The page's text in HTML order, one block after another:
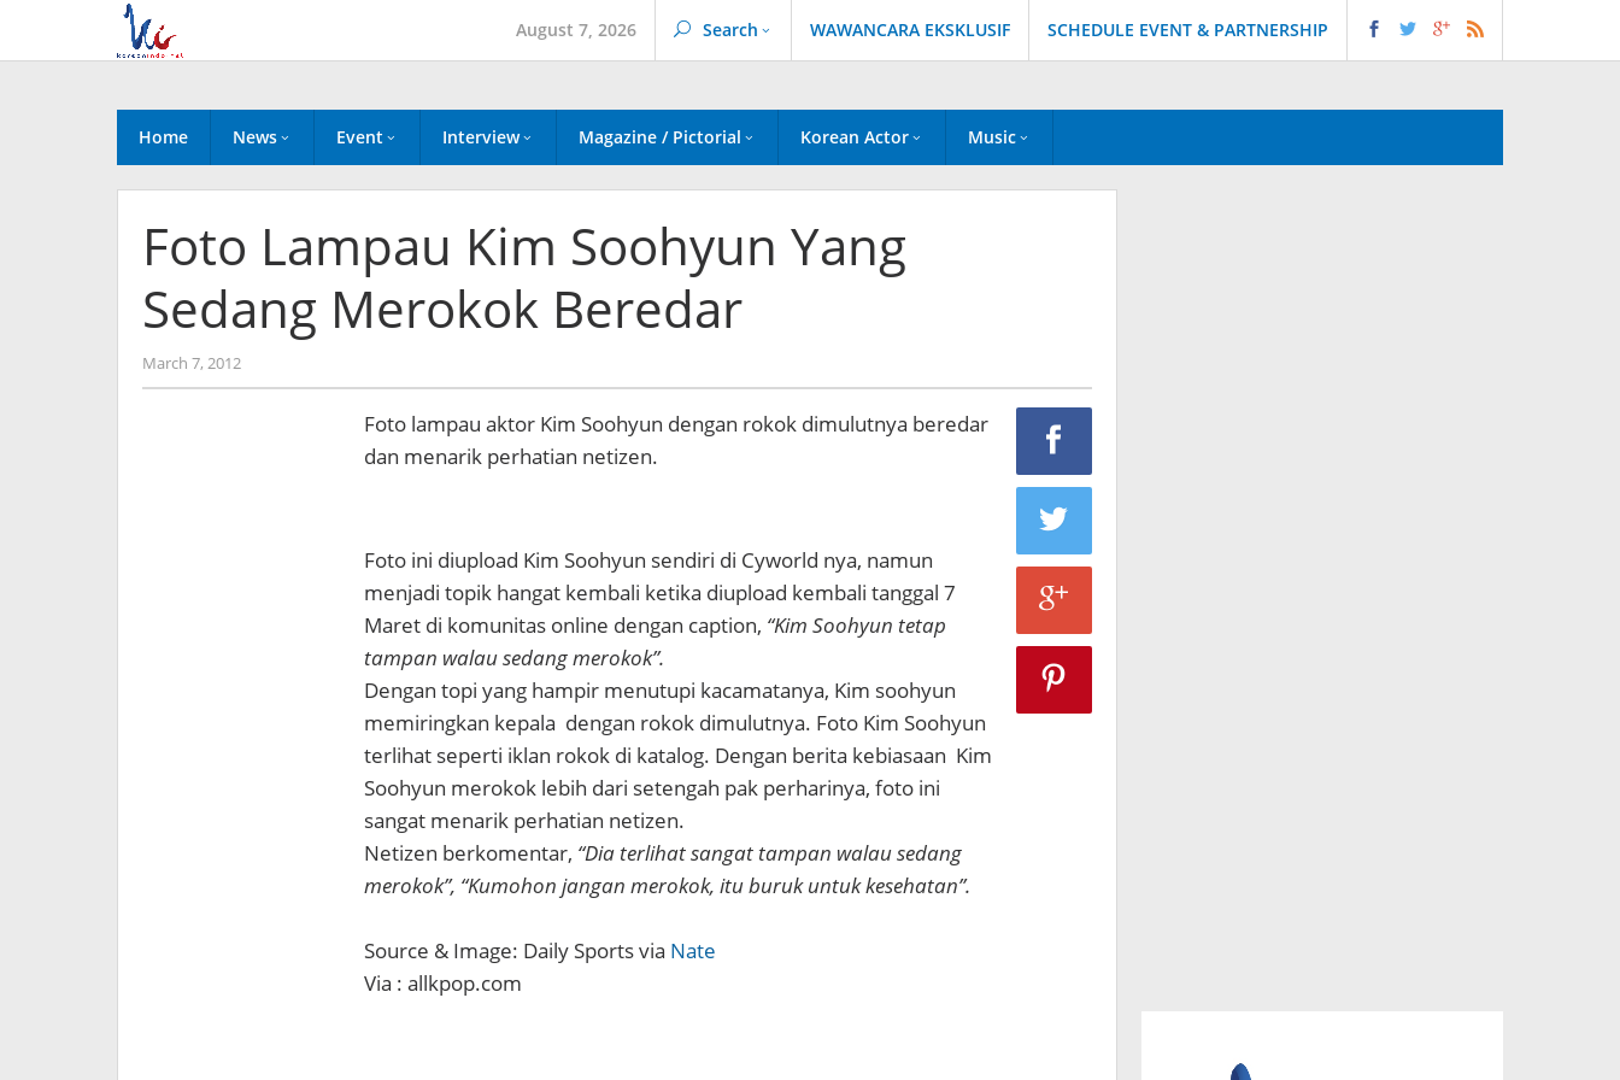
content
August 7, 2026 Search WAWANCARA EKSKLUSIF SCHEDULE EVENT & PARTNERSHIP
Home News Event Interview Magazine / Pictorial Korean Actor Music
Foto Lampau Kim Soohyun Yang
Sedang Merokok Beredar
March 7, 2012by
Koreanindo
Foto lampau aktor Kim Soohyun dengan rokok dimulutnya beredar
dan menarik perhatian netizen.
Foto ini diupload Kim Soohyun sendiri di Cyworld nya, namun
menjadi topik hangat kembali ketika diupload kembali tanggal 7
Maret di komunitas online dengan caption, “Kim Soohyun tetap
tampan walau sedang merokok”.
Dengan topi yang hampir menutupi kacamatanya, Kim soohyun
memiringkan kepala dengan rokok dimulutnya. Foto Kim Soohyun
terlihat seperti iklan rokok di katalog. Dengan berita kebiasaan Kim
Soohyun merokok lebih dari setengah pak perharinya, foto ini
sangat menarik perhatian netizen.
Netizen berkomentar, “Dia terlihat sangat tampan walau sedang
merokok”, “Kumohon jangan merokok, itu buruk untuk kesehatan”.
Source & Image: Daily Sports via Nate
Via : allkpop.com